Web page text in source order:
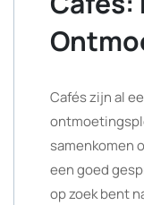
Cafés zijn al
samenkomen
een goed
op zoek bent